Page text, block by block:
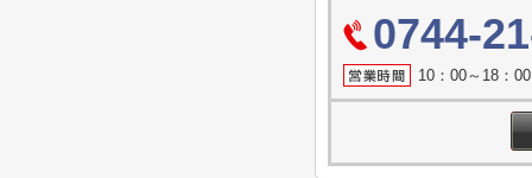
0744-
10：00～18：